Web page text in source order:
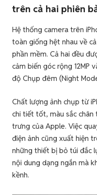
trên cả hai phiên
Hệ thống camera trên
toàn giống hệt nhau về
phần mềm. Cả hai đều
cảm biến góc rộng 12MP
độ Chụp đêm (Night
Chất lượng ảnh chụp từ
chi tiết tốt, màu sắc
trưng của Apple. Việc
điện ảnh cũng xuất hiện
những thiết bị bỏ túi đắc
nội dung dạng ngắn mà
kềnh.